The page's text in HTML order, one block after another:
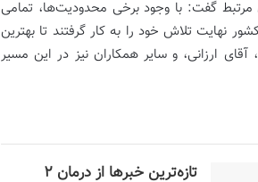
گفت: با وجود برخی محدودیت‌ها، تمامی
نهایت تلاش خود را به کار گرفتند تا بهترین
ارزانی، و سایر همکاران نیز در این مسیر
تازه‌ترین خبرها از درمان ۲